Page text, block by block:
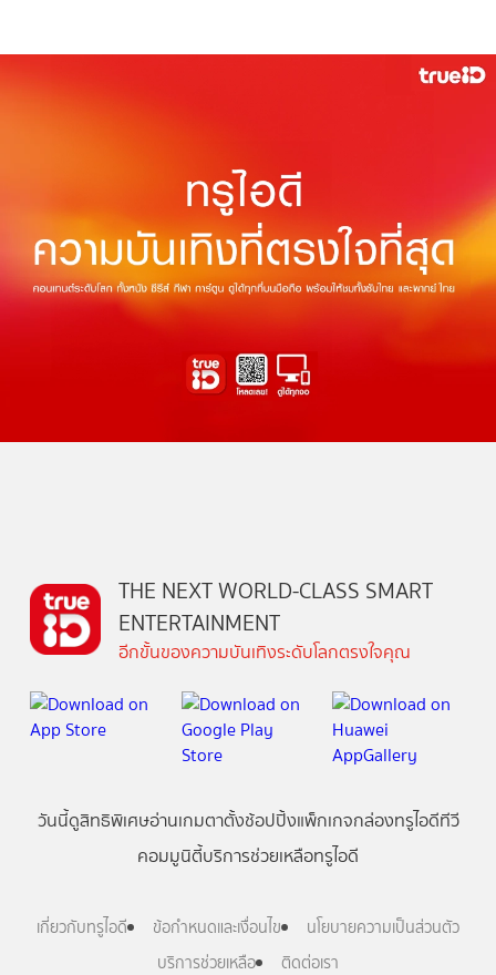
THE NEXT WORLD-CLASS SMART
ENTERTAINMENT
อีกขั้นของความบันเทิงระดับโลกตรงใจคุณ
วันนี้ดูสิทธิพิเศษอ่านเกมตาตั้งช้อปปิ้งแพ็กเกจกล่องทรูไอดีทีวี
คอมมูนิตี้บริการช่วยเหลือทรูไอดี
เกี่ยวกับทรูไอดี ข้อกำหนดและเงื่อนไข
นโยบายความเป็นส่วนตัว
บริการช่วยเหลือ
ติดต่อเรา